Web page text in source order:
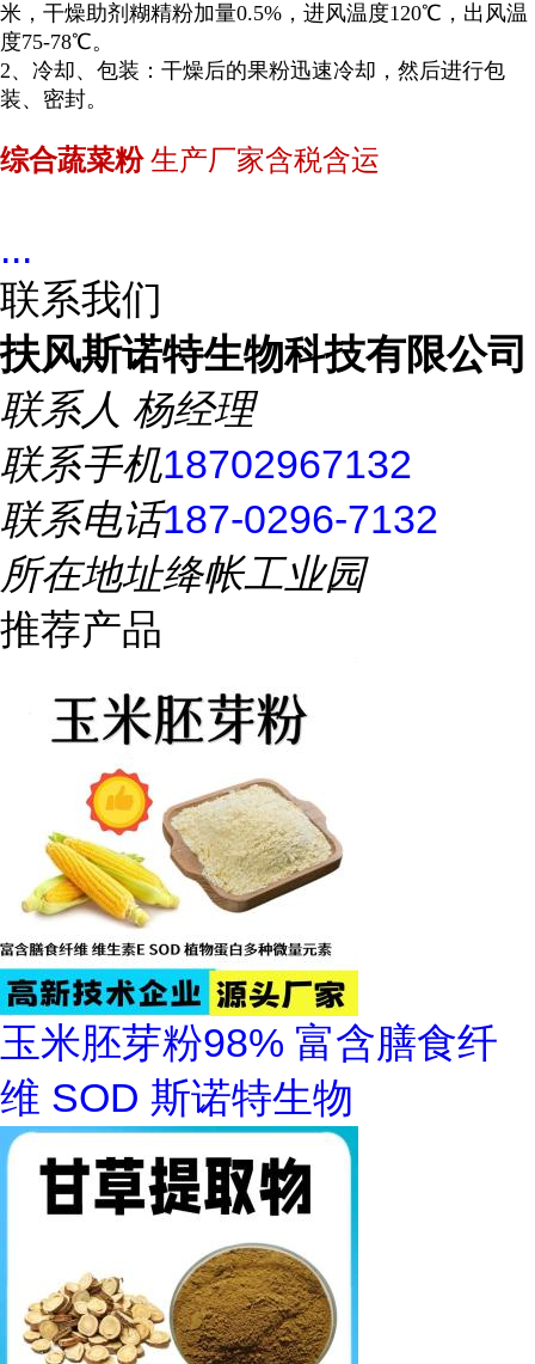
米，干燥助剂糊精粉加量0.5%，进风温度120℃，出风温
度75-78℃。
2、冷却、包装：干燥后的果粉迅速冷却，然后进行包
装、密封。
综合蔬菜粉生产厂家含税含运
...
联系我们
扶风斯诺特生物科技有限公司
联系人 杨经理
联系手机18702967132
联系电话187-0296-7132
所在地址绛帐工业园
推荐产品
玉米胚芽粉98% 富含膳食纤
维 SOD 斯诺特生物